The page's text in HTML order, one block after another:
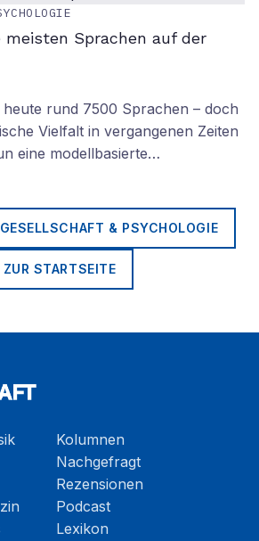
meisten Sprachen auf der
heute rund 7500 Sprachen – doch
Vielfalt in vergangenen Zeiten
eine modellbasierte…
GESELLSCHAFT & PSYCHOLOGIE
ZUR STARTSEITE
Kolumnen
Nachgefragt
Rezensionen
Podcast
Lexikon